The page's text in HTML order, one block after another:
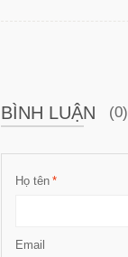
BÌNH LUẬN (0)
*
Họ tên
Email